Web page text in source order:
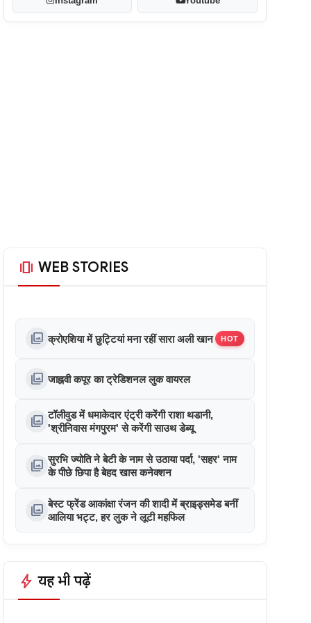
amp_stories WEB STORIES
photo_library क्रोएशिया में छुट्टियां मना रहीं सारा अली खान HOT
photo_library जाह्नवी कपूर का ट्रेडिशनल लुक वायरल
photo_library टॉलीवुड में धमाकेदार एंट्री करेंगी राशा थडानी,
'श्रीनिवास मंगपुरम' से करेंगी साउथ डेब्यू
photo_library सुरभि ज्योति ने बेटी के नाम से उठाया पर्दा, 'सहर' नाम
के पीछे छिपा है बेहद खास कनेक्शन
photo_library बेस्ट फ्रेंड आकांक्षा रंजन की शादी में ब्राइड्समेड बनीं
आलिया भट्ट, हर लुक ने लूटी महफिल
bolt यह भी पढ़ें